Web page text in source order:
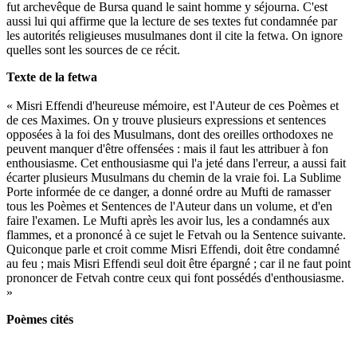
fut archevêque de Bursa quand le saint homme y séjourna. C'est
aussi lui qui affirme que la lecture de ses textes fut condamnée par
les autorités religieuses musulmanes dont il cite la fetwa. On ignore
quelles sont les sources de ce récit.
Texte de la fetwa
« Misri Effendi d'heureuse mémoire, est l'Auteur de ces Poèmes et
de ces Maximes. On y trouve plusieurs expressions et sentences
opposées à la foi des Musulmans, dont des oreilles orthodoxes ne
peuvent manquer d'être offensées : mais il faut les attribuer à fon
enthousiasme. Cet enthousiasme qui l'a jeté dans l'erreur, a aussi fait
écarter plusieurs Musulmans du chemin de la vraie foi. La Sublime
Porte informée de ce danger, a donné ordre au Mufti de ramasser
tous les Poèmes et Sentences de l'Auteur dans un volume, et d'en
faire l'examen. Le Mufti après les avoir lus, les a condamnés aux
flammes, et a prononcé à ce sujet le Fetvah ou la Sentence suivante.
Quiconque parle et croit comme Misri Effendi, doit être condamné
au feu ; mais Misri Effendi seul doit être épargné ; car il ne faut point
prononcer de Fetvah contre ceux qui font possédés d'enthousiasme.
»
Poèmes cités